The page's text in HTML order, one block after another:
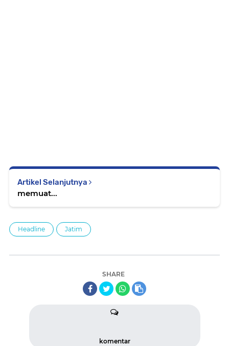
Artikel Selanjutnya
memuat...
Headline Jatim
SHARE
komentar